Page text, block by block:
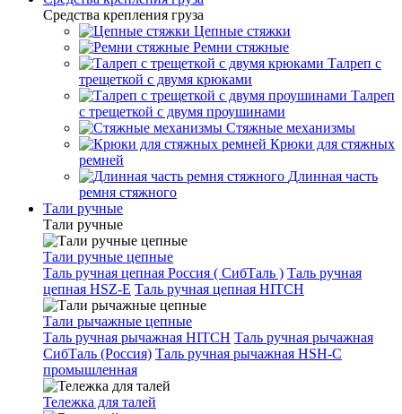
Средства крепления груза
Цепные стяжки
Ремни стяжные
Талреп с
трещеткой с двумя крюками
Талреп
с трещеткой с двумя проушинами
Стяжные механизмы
Крюки для стяжных
ремней
Длинная часть
ремня стяжного
Тали ручные
Тали ручные
Тали ручные цепные
Таль ручная цепная Россия ( СибТаль ) Таль ручная
цепная HSZ-E Таль ручная цепная HITCH
Тали рычажные цепные
Таль ручная рычажная HITCH Таль ручная рычажная
СибТаль (Россия) Таль ручная рычажная HSH-C
промышленная
Тележка для талей